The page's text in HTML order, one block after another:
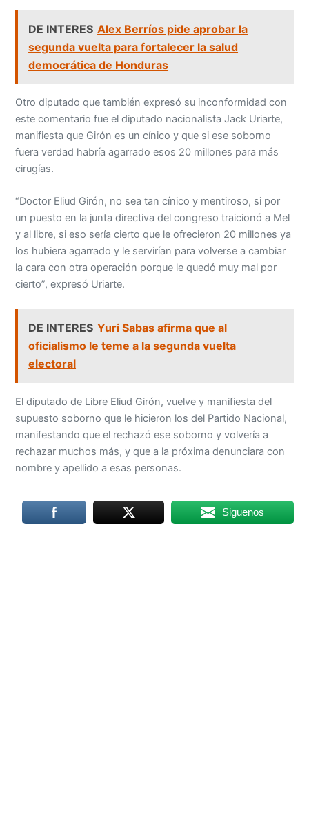
DE INTERES Alex Berríos pide aprobar la
segunda vuelta para fortalecer la salud
democrática de Honduras
Otro diputado que también expresó su inconformidad con
este comentario fue el diputado nacionalista Jack Uriarte,
manifiesta que Girón es un cínico y que si ese soborno
fuera verdad habría agarrado esos 20 millones para más
cirugías.
“Doctor Eliud Girón, no sea tan cínico y mentiroso, si por
un puesto en la junta directiva del congreso traicionó a Mel
y al libre, si eso sería cierto que le ofrecieron 20 millones ya
los hubiera agarrado y le servirían para volverse a cambiar
la cara con otra operación porque le quedó muy mal por
cierto”, expresó Uriarte.
DE INTERES Yuri Sabas afirma que al
oficialismo le teme a la segunda vuelta
electoral
El diputado de Libre Eliud Girón, vuelve y manifiesta del
supuesto soborno que le hicieron los del Partido Nacional,
manifestando que el rechazó ese soborno y volvería a
rechazar muchos más, y que a la próxima denunciara con
nombre y apellido a esas personas.
Siguenos